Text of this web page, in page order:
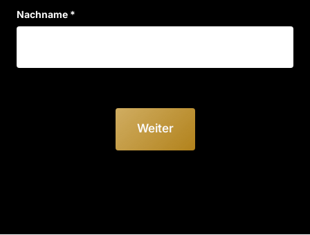
Nachname *
Weiter